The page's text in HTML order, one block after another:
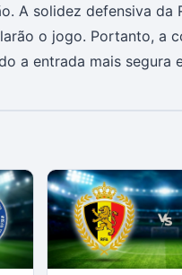
A solidez defensiva
o jogo. Portanto, a
a entrada mais segura